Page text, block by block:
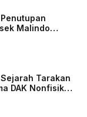
Malindo
Tarakan
DAK Nonfisik